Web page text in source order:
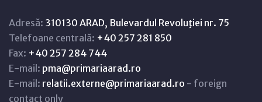
Adresă: 310130 ARAD, Bulevardul Revoluţiei nr. 75
Telefoane centrală: +40 257 281 850
Fax: +40 257 284 744
E-mail: pma@primariaarad.ro
E-mail: relatii.externe@primariaarad.ro - foreign
contact only